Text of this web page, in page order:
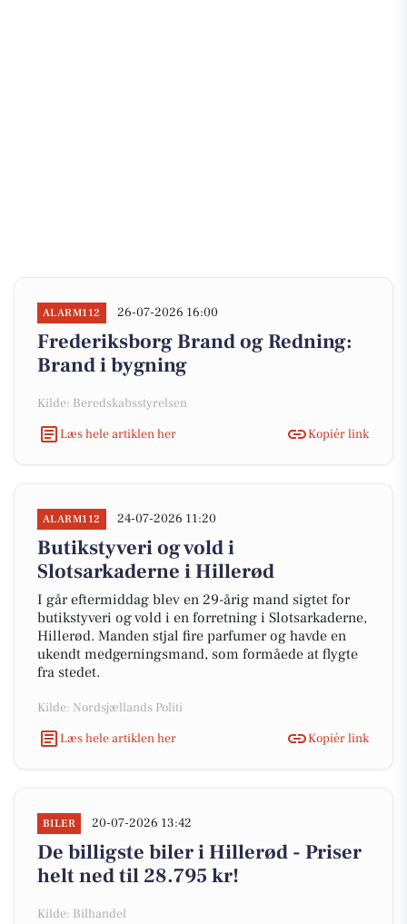
ALARM112 26-07-2026 16:00
Frederiksborg Brand og Redning:
Brand i bygning
Kilde: Beredskabsstyrelsen
Læs hele artiklen her
Kopiér link
ALARM112 24-07-2026 11:20
Butikstyveri og vold i
Slotsarkaderne i Hillerød
I går eftermiddag blev en 29-årig mand sigtet for
butikstyveri og vold i en forretning i Slotsarkaderne,
Hillerød. Manden stjal fire parfumer og havde en
ukendt medgerningsmand, som formåede at flygte
fra stedet.
Kilde: Nordsjællands Politi
Læs hele artiklen her
Kopiér link
BILER 20-07-2026 13:42
De billigste biler i Hillerød - Priser
helt ned til 28.795 kr!
Kilde: Bilhandel